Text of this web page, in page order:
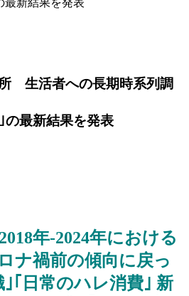
最新結果を発表
生活者への長期時系列調
の最新結果を発表
年-2024年における
ナ禍前の傾向に戻っ
｢日常のハレ消費｣ 新